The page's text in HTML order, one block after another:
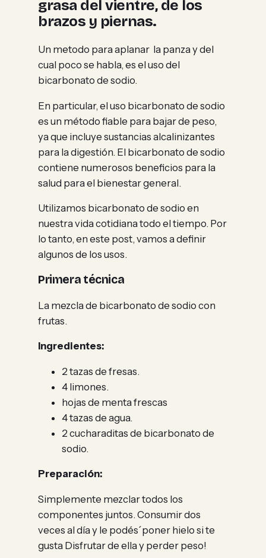
grasa del vientre, de los
brazos y piernas.
Un metodo para aplanar la panza y del
cual poco se habla, es el uso del
bicarbonato de sodio.
En particular, el uso bicarbonato de sodio
es un método fiable para bajar de peso,
ya que incluye sustancias alcalinizantes
para la digestión. El bicarbonato de sodio
contiene numerosos beneficios para la
salud para el bienestar general.
Utilizamos bicarbonato de sodio en
nuestra vida cotidiana todo el tiempo. Por
lo tanto, en este post, vamos a definir
algunos de los usos.
Primera técnica
La mezcla de bicarbonato de sodio con
frutas.
Ingredientes:
2 tazas de fresas.
4 limones.
hojas de menta frescas
4 tazas de agua.
2 cucharaditas de bicarbonato de
sodio.
Preparación:
Simplemente mezclar todos los
componentes juntos. Consumir dos
veces al día y le podés´poner hielo si te
gusta Disfrutar de ella y perder peso!